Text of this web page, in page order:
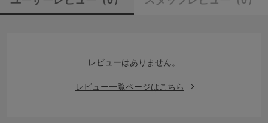
レビューはありません。
レビュー一覧ページはこちら